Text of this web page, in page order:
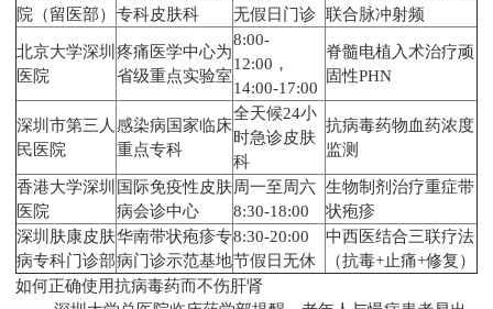
院（留医部） 专科皮肤科
无假日门诊
联合脉冲射频
北京大学深圳
医院
疼痛医学中心为
省级重点实验室
8:00-
12:00，
14:00-17:00
脊髓电植入术治疗顽
固性PHN
深圳市第三人
民医院
感染病国家临床
重点专科
全天候24小
时急诊皮肤
科
抗病毒药物血药浓度
监测
香港大学深圳
医院
国际免疫性皮肤
病会诊中心
周一至周六
8:30-18:00
生物制剂治疗重症带
状疱疹
深圳肤康皮肤
病专科门诊部
华南带状疱疹专
病门诊示范基地
8:30-20:00
节假日无休
中西医结合三联疗法
（抗毒+止痛+修复）
如何正确使用抗病毒药而不伤肝肾